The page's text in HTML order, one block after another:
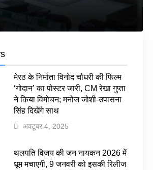
मेरठ के निर्माता विनोद चौधरी की फिल्म
‘गोदान’ का पोस्टर जारी, CM रेखा गुप्ता
ने किया विमोचन; मनोज जोशी-उपासना
सिंह दिखेंगे साथ
अक्टूबर 4, 2025
थलपति विजय की जन नायकन 2026 में
धूम मचाएगी, 9 जनवरी को इसकी रिलीज